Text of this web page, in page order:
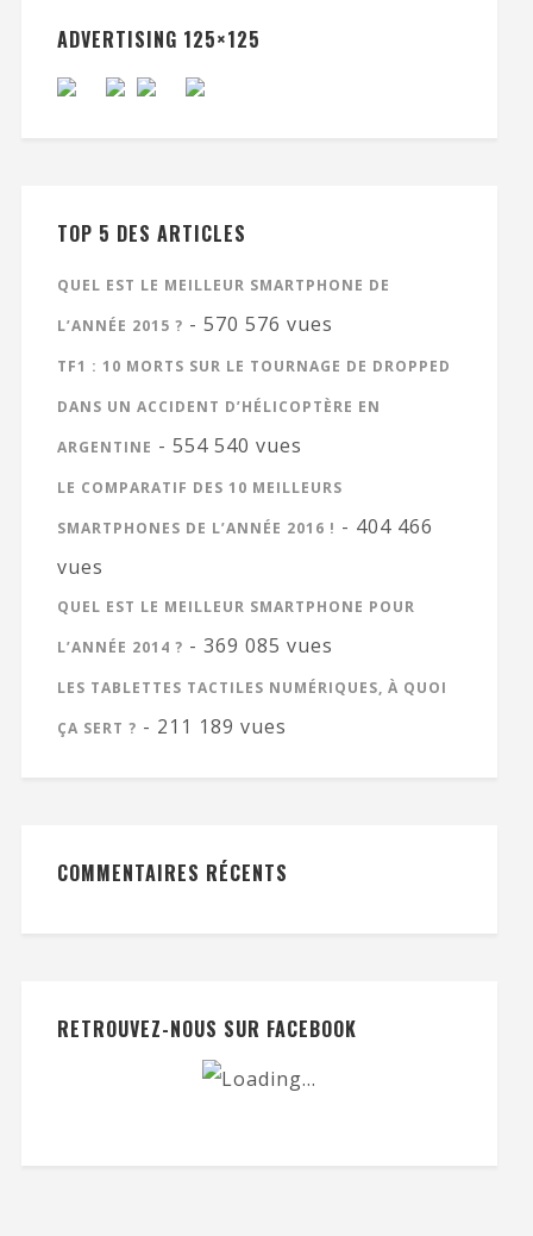
ADVERTISING 125×125
TOP 5 DES ARTICLES
QUEL EST LE MEILLEUR SMARTPHONE DE
L’ANNÉE 2015 ? - 570 576 vues
TF1 : 10 MORTS SUR LE TOURNAGE DE DROPPED
DANS UN ACCIDENT D’HÉLICOPTÈRE EN
ARGENTINE - 554 540 vues
LE COMPARATIF DES 10 MEILLEURS
SMARTPHONES DE L’ANNÉE 2016 ! - 404 466
vues
QUEL EST LE MEILLEUR SMARTPHONE POUR
L’ANNÉE 2014 ? - 369 085 vues
LES TABLETTES TACTILES NUMÉRIQUES, À QUOI
ÇA SERT ? - 211 189 vues
COMMENTAIRES RÉCENTS
RETROUVEZ-NOUS SUR FACEBOOK